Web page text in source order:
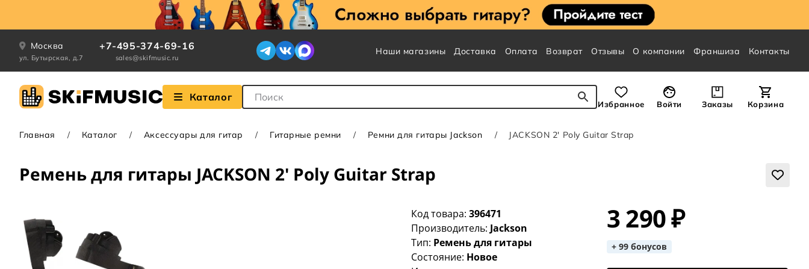
Москва
ул. Бутырская, д.7
+7-495-374-69-16
sales@skifmusic.ru
Наши магазины Доставка Оплата Возврат Отзывы О компании Франшиза Контакты
Каталог Поле для Поиска
Избранное Войти Заказы Корзина
Главная Каталог Аксессуары для гитар Гитарные ремни Ремни для гитары Jackson JACKSON 2' Poly Guitar Strap
Ремень для гитары JACKSON 2' Poly Guitar Strap
Код товара:396471
Производитель:Jackson
Тип: Ремень для гитары
Состояние: Новое
3 290 ₽
+ 99 бонусов